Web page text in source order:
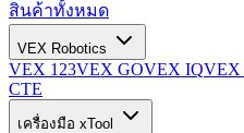
สินค้าทั้งหมด
VEX Robotics
VEX 123VEX GOVEX IQVEX
CTE
เครื่องมือ xTool